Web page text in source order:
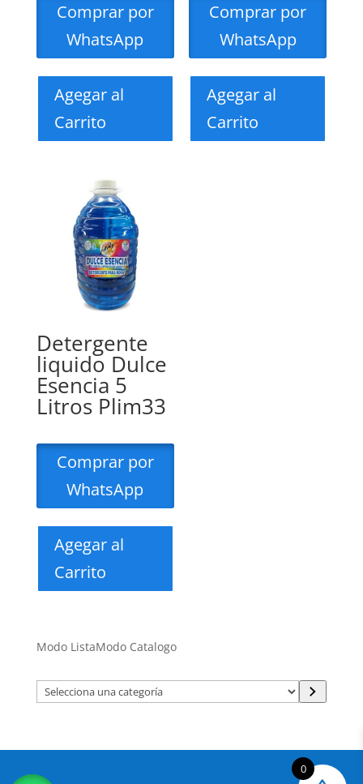
Comprar por
WhatsApp
Agegar al
Carrito
Comprar por
WhatsApp
Agegar al
Carrito
Detergente
liquido Dulce
Esencia 5
Litros Plim33
Comprar por
WhatsApp
Agegar al
Carrito
Modo ListaModo Catalogo
Selecciona
una
0